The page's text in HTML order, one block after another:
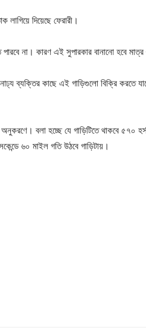
দিয়েছে ফেরারী।
না। কারণ এই সুপারকার বানানো হবে মাত্র
ব্যক্তির কাছে এই গাড়িগুলো বিক্রি করতে
বলা হচ্ছে যে গাড়িটিতে থাকবে ৫৭০
৬০ মাইল গতি উঠবে গাড়িটায়।